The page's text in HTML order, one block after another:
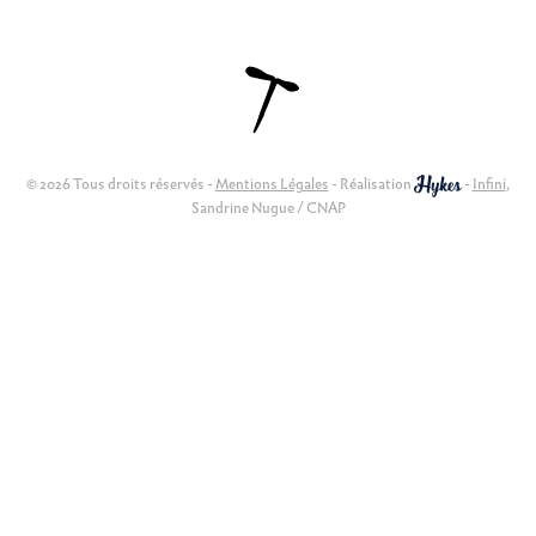
© 2026 Tous droits réservés -Mentions Légales - Réalisation - Infini,
Sandrine Nugue / CNAP